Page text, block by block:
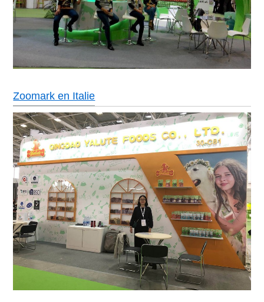
Zoomark en Italie